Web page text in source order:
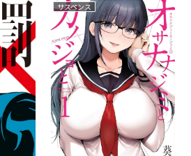
サスペンス